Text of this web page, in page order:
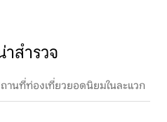
สำรวจ
านที่ท่องเที่ยวยอดนิยมในละแวก